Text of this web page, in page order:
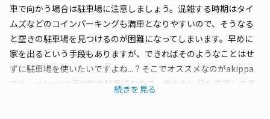
車で向かう場合は駐車場に注意しましょう。混雑する時期はタイ
ムズなどのコインパーキングも満車となりやすいので、そうなる
と空きの駐車場を見つけるのが困難になってしまいます。早めに
家を出るという手段もありますが、できればそのようなことはせ
ずに駐車場を使いたいですよね...？そこでオススメなのがakippa
です。akippaは予約制の駐車場なので、借りたい日を選択して予
続きを見る